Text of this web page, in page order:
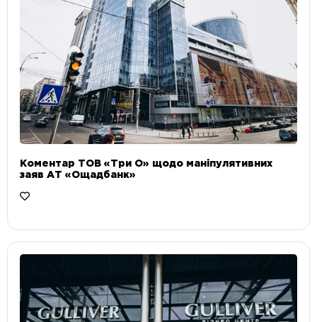
Коментар ТОВ «Три О» щодо маніпулятивних
заяв АТ «Ощадбанк»